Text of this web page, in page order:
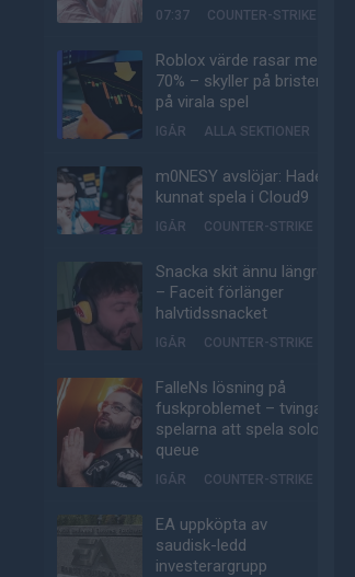
07:37 COUNTER-STRIKE
Roblox värde rasar med
70% – skyller på bristen
på virala spel
IGÅR ALLA SEKTIONER
m0NESY avslöjar: Hade
kunnat spela i Cloud9
IGÅR COUNTER-STRIKE
Snacka skit ännu längre
– Faceit förlänger
halvtidssnacket
IGÅR COUNTER-STRIKE
FalleNs lösning på
fuskproblemet – tvinga
spelarna att spela solo-
queue
IGÅR COUNTER-STRIKE
EA uppköpta av
saudisk-ledd
investerargrupp